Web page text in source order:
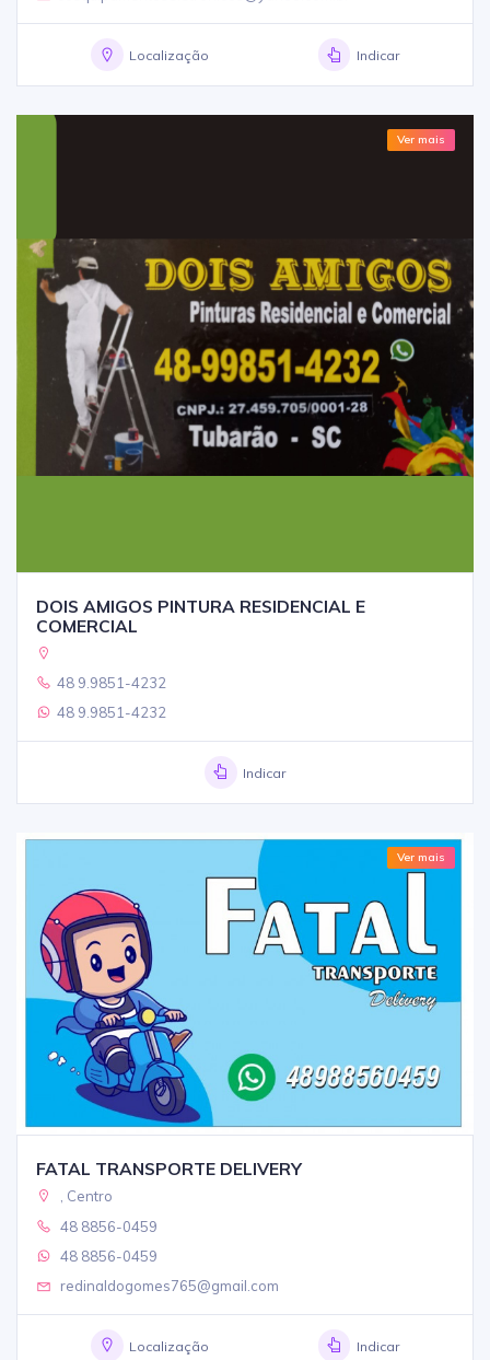
Localização Indicar
Ver mais
DOIS AMIGOS PINTURA RESIDENCIAL E
COMERCIAL
48 9.9851-4232
48 9.9851-4232
Indicar
Ver mais
FATAL TRANSPORTE DELIVERY
, Centro
48 8856-0459
48 8856-0459
redinaldogomes765@gmail.com
Localização Indicar